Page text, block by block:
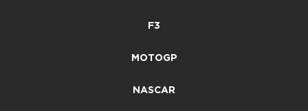
F3
MOTOGP
NASCAR